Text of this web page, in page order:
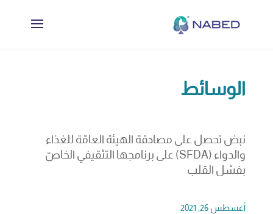
الوسائط
نبض تحصل على مصادقة الهيئة العامّة للغذاء
والدواء (SFDA) على برنامجها التثقيفي الخاصّ
بفشل القلب
أغسطس 26, 2021